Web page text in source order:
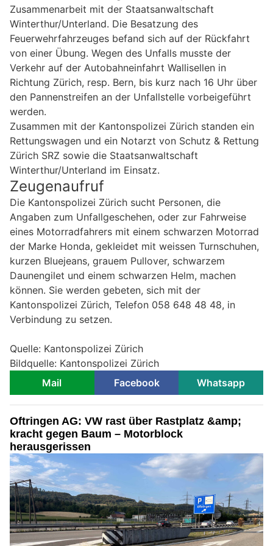
Zusammenarbeit mit der Staatsanwaltschaft
Winterthur/Unterland. Die Besatzung des
Feuerwehrfahrzeuges befand sich auf der Rückfahrt
von einer Übung. Wegen des Unfalls musste der
Verkehr auf der Autobahneinfahrt Wallisellen in
Richtung Zürich, resp. Bern, bis kurz nach 16 Uhr über
den Pannenstreifen an der Unfallstelle vorbeigeführt
werden.
Zusammen mit der Kantonspolizei Zürich standen ein
Rettungswagen und ein Notarzt von Schutz & Rettung
Zürich SRZ sowie die Staatsanwaltschaft
Winterthur/Unterland im Einsatz.
Zeugenaufruf
Die Kantonspolizei Zürich sucht Personen, die
Angaben zum Unfallgeschehen, oder zur Fahrweise
eines Motorradfahrers mit einem schwarzen Motorrad
der Marke Honda, gekleidet mit weissen Turnschuhen,
kurzen Bluejeans, grauem Pullover, schwarzem
Daunengilet und einem schwarzen Helm, machen
können. Sie werden gebeten, sich mit der
Kantonspolizei Zürich, Telefon 058 648 48 48, in
Verbindung zu setzen.
Quelle: Kantonspolizei Zürich
Bildquelle: Kantonspolizei Zürich
Mail
Facebook Whatsapp
Oftringen AG: VW rast über Rastplatz &amp;
kracht gegen Baum – Motorblock
herausgerissen